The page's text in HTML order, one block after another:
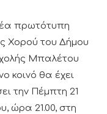
πρωτότυπη
Χορού του Δήμου
Μπαλέτου
κοινό θα έχει
την Πέμπτη 21
ώρα 21.00, στη